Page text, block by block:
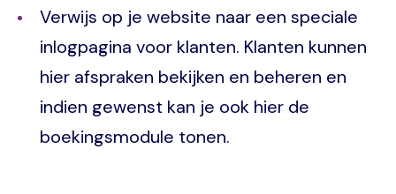
Verwijs op je website naar een speciale
inlogpagina voor klanten. Klanten kunnen
hier afspraken bekijken en beheren en
indien gewenst kan je ook hier de
boekingsmodule tonen.